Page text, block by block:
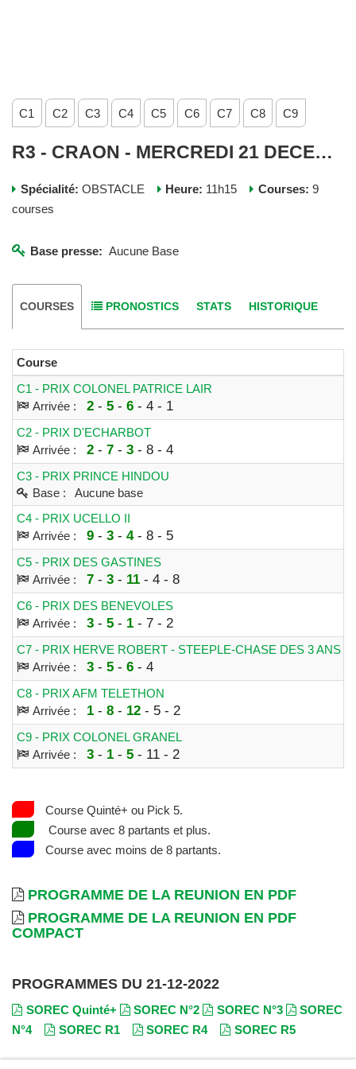
C1 C2 C3 C4 C5 C6 C7 C8 C9
R3 - CRAON - MERCREDI 21 DECEMBRE 2022
Spécialité: OBSTACLE Heure: 11h15 Courses: 9
courses
Base presse: Aucune Base
COURSES PRONOSTICS STATS HISTORIQUE
Course
C1 - PRIX COLONEL PATRICE LAIR
Arrivée :
2- 5- 6- 4 - 1
C2 - PRIX D'ECHARBOT
Arrivée :
2- 7- 3- 8 - 4
C3 - PRIX PRINCE HINDOU
Base : Aucune base
C4 - PRIX UCELLO II
Arrivée :
9- 3- 4- 8 - 5
C5 - PRIX DES GASTINES
Arrivée :
7- 3- 11- 4 - 8
C6 - PRIX DES BENEVOLES
Arrivée :
3- 5- 1- 7 - 2
C7 - PRIX HERVE ROBERT - STEEPLE-CHASE DES 3 ANS
Arrivée :
3- 5- 6- 4
C8 - PRIX AFM TELETHON
Arrivée :
1- 8- 12- 5 - 2
C9 - PRIX COLONEL GRANEL
Arrivée :
3- 1- 5- 11 - 2
Course Quinté+ ou Pick 5.
Course avec 8 partants et plus.
Course avec moins de 8 partants.
PROGRAMME DE LA REUNION EN PDF
PROGRAMME DE LA REUNION EN PDF
COMPACT
PROGRAMMES DU 21-12-2022
SOREC Quinté+ SOREC N°2 SOREC N°3
SOREC
N°4
SOREC R1 SOREC R4 SOREC R5